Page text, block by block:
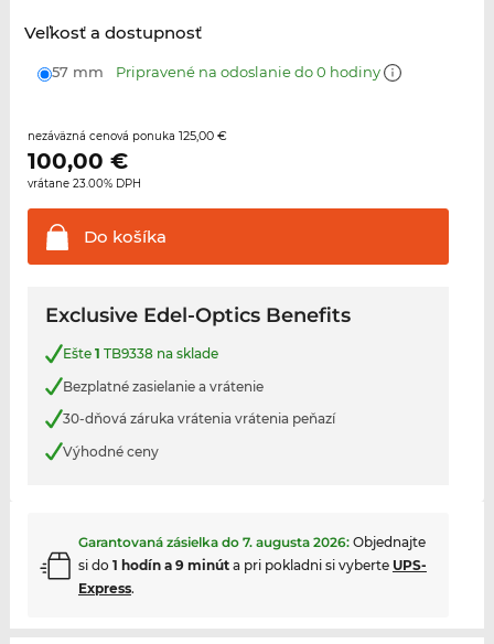
Veľkosť a dostupnosť
57 mm Pripravené na odoslanie do 0 hodiny
nezáväzná cenová ponuka 125,00 €
100,00 €
vrátane 23.00% DPH
Do košíka
Exclusive Edel-Optics Benefits
Ešte 1 TB9338 na sklade
Bezplatné zasielanie a vrátenie
30-dňová záruka vrátenia vrátenia peňazí
Výhodné ceny
Garantovaná zásielka do 7. augusta 2026: Objednajte
si do 1 hodín a 9 minúta pri pokladni si vyberte UPS-
Express.